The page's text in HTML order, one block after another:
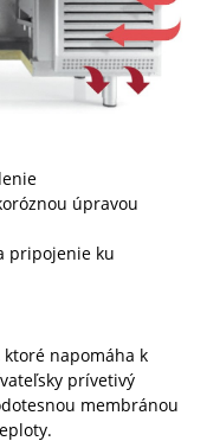
úpravou
pripojenie ku
napomáha k
prívetivý
membránou